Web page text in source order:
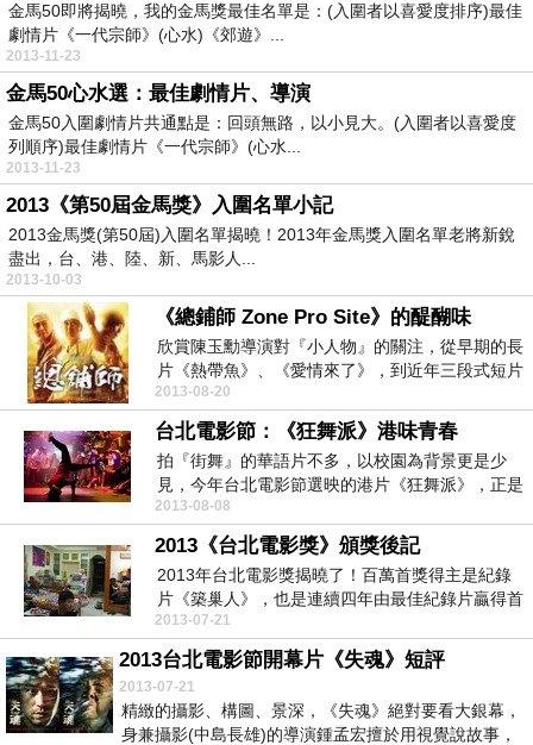
金馬50即將揭曉，我的金馬獎最佳名單是：(入圍者以喜愛度排序)最佳
劇情片《一代宗師》(心水)《郊遊》...
2013-11-23
金馬50心水選：最佳劇情片、導演
金馬50入圍劇情片共通點是：回頭無路，以小見大。(入圍者以喜愛度
列順序)最佳劇情片《一代宗師》(心水...
2013-11-23
2013《第50屆金馬獎》入圍名單小記
2013金馬獎(第50屆)入圍名單揭曉！2013年金馬獎入圍名單老將新銳
盡出，台、港、陸、新、馬影人...
2013-10-03
《總鋪師 Zone Pro Site》的醍醐味
欣賞陳玉勳導演對『小人物』的關注，從早期的長
片《熱帶魚》、《愛情來了》，到近年三段式短片
《茱麗葉》(...
2013-08-20
台北電影節：《狂舞派》港味青春
拍『街舞』的華語片不多，以校園為背景更是少
見，今年台北電影節選映的港片《狂舞派》，正是
一部跳出街舞青...
2013-08-08
2013《台北電影獎》頒獎後記
2013年台北電影獎揭曉了！百萬首獎得主是紀錄
片《築巢人》，也是連續四年由最佳紀錄片贏得首
獎，而囊括...
2013-07-21
2013台北電影節開幕片《失魂》短評
2013-07-21
精緻的攝影、構圖、景深，《失魂》絕對要看大銀幕，
身兼攝影(中島長雄)的導演鍾孟宏擅於用視覺說故事，